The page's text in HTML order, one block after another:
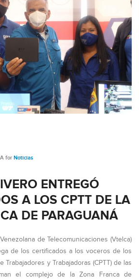
for Noticias
ENTREGÓ
A LOS CPTT DE LA
DE PARAGUANÁ
de Telecomunicaciones (Vtelca)
de los certificados a los voceros de los
Trabajadores y Trabajadoras (CPTT) de las
el complejo de la Zona Franca de